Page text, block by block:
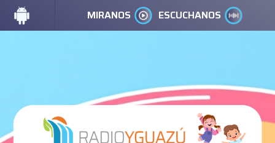
MIRANOS ESCUCHANOS